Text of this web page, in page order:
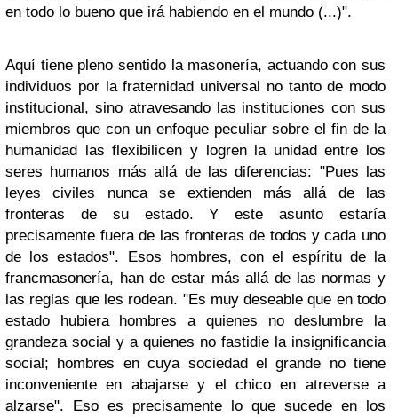
en todo lo bueno que irá habiendo en el mundo (...)".
Aquí tiene pleno sentido la masonería, actuando con sus
individuos por la fraternidad universal no tanto de modo
institucional, sino atravesando las instituciones con sus
miembros que con un enfoque peculiar sobre el fin de la
humanidad las flexibilicen y logren la unidad entre los
seres humanos más allá de las diferencias: "Pues las
leyes civiles nunca se extienden más allá de las
fronteras de su estado. Y este asunto estaría
precisamente fuera de las fronteras de todos y cada uno
de los estados". Esos hombres, con el espíritu de la
francmasonería, han de estar más allá de las normas y
las reglas que les rodean. "Es muy deseable que en todo
estado hubiera hombres a quienes no deslumbre la
grandeza social y a quienes no fastidie la insignificancia
social; hombres en cuya sociedad el grande no tiene
inconveniente en abajarse y el chico en atreverse a
alzarse". Eso es precisamente lo que sucede en los